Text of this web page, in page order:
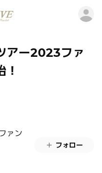
アー2023ファ
ァン
フォロー